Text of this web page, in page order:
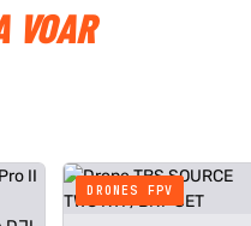
VOAR
DRONES FPV